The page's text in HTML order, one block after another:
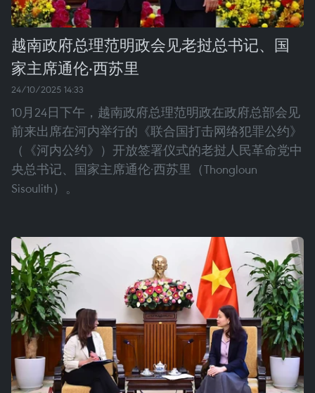
越南政府总理范明政会见老挝总书记、国
家主席通伦·西苏里
24/10/2025 14:33
10月24日下午，越南政府总理范明政在政府总部会见
前来出席在河内举行的《联合国打击网络犯罪公约》
（《河内公约》）开放签署仪式的老挝人民革命党中
央总书记、国家主席通伦·西苏里（Thongloun
Sisoulith）。